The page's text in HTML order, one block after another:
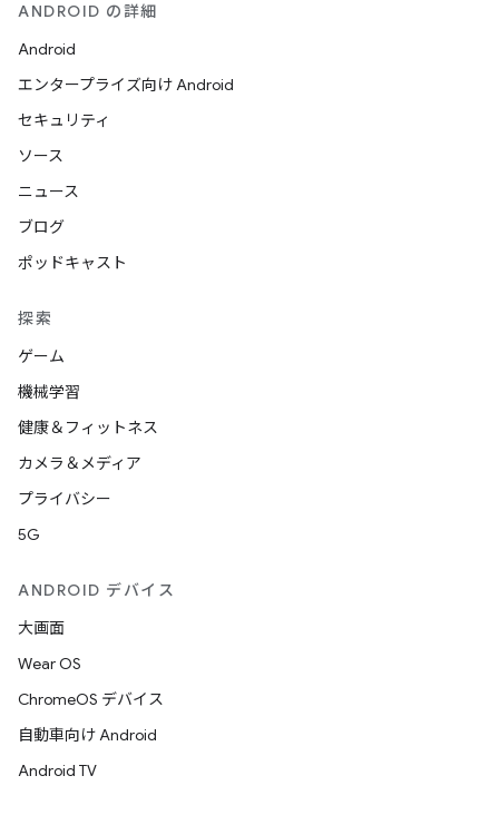
ANDROID の詳細
Android
エンタープライズ向け Android
セキュリティ
ソース
ニュース
ブログ
ポッドキャスト
探索
ゲーム
機械学習
健康＆フィットネス
カメラ＆メディア
プライバシー
5G
ANDROID デバイス
大画面
Wear OS
ChromeOS デバイス
自動車向け Android
Android TV